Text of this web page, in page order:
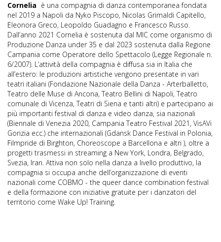
Cornelia è una compagnia di danza contemporanea fondata
nel 2019 a Napoli da Nyko Piscopo, Nicolas Grimaldi Capitello,
Eleonora Greco, Leopoldo Guadagno e Francesco Russo.
Dall’anno 2021 Cornelia è sostenuta dal MIC come organismo di
Produzione Danza under 35 e dal 2023 sostenuta dalla Regione
Campania come Operatore dello Spettacolo (Legge Regionale n.
6/2007). L’attività della compagnia è diffusa sia in Italia che
all’estero: le produzioni artistiche vengono presentate in vari
teatri italiani (Fondazione Nazionale della Danza - Arterballetto,
Teatro delle Muse di Ancona, Teatro Bellini di Napoli, Teatro
comunale di Vicenza, Teatri di Siena e tanti altri) e partecipano ai
più importanti festival di danza e video danza, sia nazionali
(Biennale di Venezia 2020, Campania Teatro Festival 2021, VisAVi
Gorizia ecc.) che internazionali (Gdansk Dance Festival in Polonia,
Filmpride di Birghton, Choreoscope a Barcellona e altri ), oltre a
progetti trasmessi in streaming a New York, Londra, Belgrado,
Svezia, Iran. Attiva non solo nella danza a livello produttivo, la
compagnia si occupa anche dell’organizzazione di eventi
nazionali come COBMO - the queer dance combination festival
e della formazione con iniziative gratuite per i danzatori del
territorio come Wake Up! Training.